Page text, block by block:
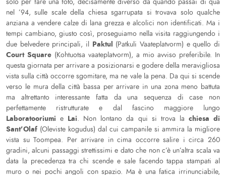
nel ’94, sulle scale della chiesa sgarrupata si trovava solo qualche
anziana a vendere calze di lana grezza e alcolici non identificati. Ma i
tempi cambiano, giusto così, proseguiamo nella visita raggiungendo i
due belvedere principali, il Paktul (Patkuli Vaateplatvorm) e quello di
Court Square (Kohtuotsa vaateplatvorm), a mio avviso preferibile. In
questa giornata per arrivare a posizionarsi e godere della meravigliosa
vista sulla città occorre sgomitare, ma ne vale la pena. Da qui si scende
verso le mura della città bassa per arrivare in una zona meno battuta
ma altrettanto interessante fatta da una sequenza di case non
perfettamente ristrutturate e dal fascino maggiore lungo
Laboratooriumie Lai. Non lontano da qui si trova la chiesa di
Sant’Olaf (Oleviste kogudus) dal cui campanile si ammira la migliore
vista su Toompea. Per arrivare in cima occorre salire i circa 260
gradini, alcuni passaggi strettissimi e dato che non c’è un’altra scala va
data la precedenza tra chi scende e sale facendo tappa stampati al
muro o nei pochi angoli con spazio. Ma è una fatica irrinunciabile,